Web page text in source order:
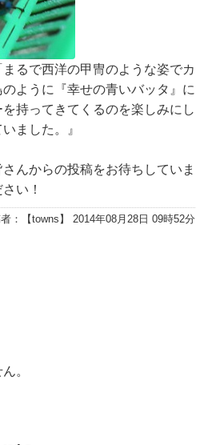
るで西洋の甲冑のような姿でカ
ように『幸せの青いバッタ』に
持ってきてくるのを楽しみにし
ました。』
んからの投稿をお待ちしていま
い！
：【towns 】 2014年08月28日 09時52分
。